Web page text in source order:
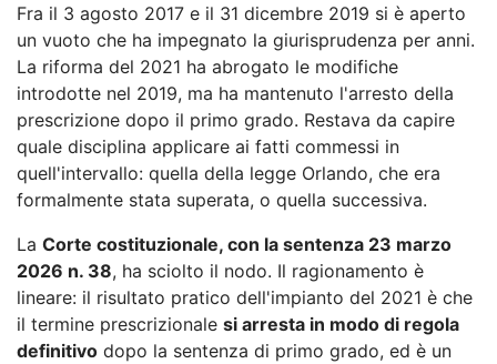
Fra il 3 agosto 2017 e il 31 dicembre 2019 si è aperto
un vuoto che ha impegnato la giurisprudenza per anni.
La riforma del 2021 ha abrogato le modifiche
introdotte nel 2019, ma ha mantenuto l'arresto della
prescrizione dopo il primo grado. Restava da capire
quale disciplina applicare ai fatti commessi in
quell'intervallo: quella della legge Orlando, che era
formalmente stata superata, o quella successiva.
La Corte costituzionale, con la sentenza 23 marzo
2026 n. 38, ha sciolto il nodo. Il ragionamento è
lineare: il risultato pratico dell'impianto del 2021 è che
il termine prescrizionale si arresta in modo di regola
definitivo dopo la sentenza di primo grado, ed è un